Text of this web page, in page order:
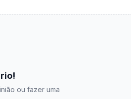
ou fazer uma